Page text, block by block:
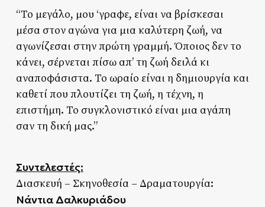
“Το μεγάλο, μου ‘γραφε, είναι να βρίσκεσαι
μέσα στον αγώνα για μια καλύτερη ζωή, να
αγωνίζεσαι στην πρώτη γραμμή. Όποιος δεν το
κάνει, σέρνεται πίσω απ’ τη ζωή δειλά κι
αναποφάσιστα. Το ωραίο είναι η δημιουργία και
καθετί που πλουτίζει τη ζωή, η τέχνη, η
επιστήμη. Το συγκλονιστικό είναι μια αγάπη
σαν τη δική μας.”
Συντελεστές:
Διασκευή – Σκηνοθεσία – Δραματουργία:
Νάντια Δαλκυριάδου